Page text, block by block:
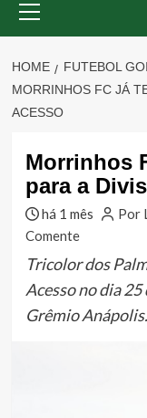
Menu
HOME FUTEBOL
MORRINHOS FC JÁ
ACESSO
Morrinhos
para a
há 1 mês Por
Comente
Tricolor dos
Acesso no dia
Grêmio Anápolis.